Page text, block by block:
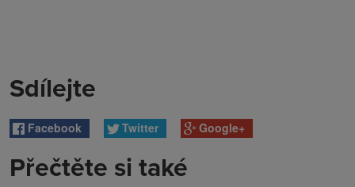
Sdílejte
Facebook Twitter Google+
Přečtěte si také